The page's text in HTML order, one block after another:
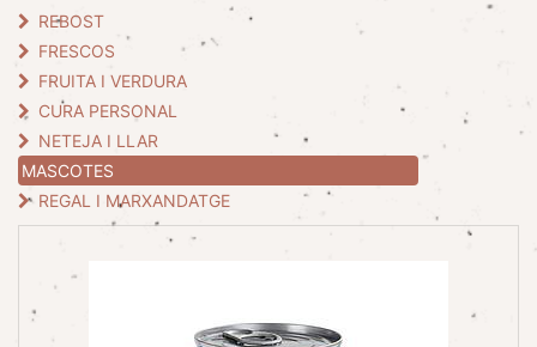
REBOST
FRESCOS
FRUITA I VERDURA
CURA PERSONAL
NETEJA I LLAR
MASCOTES
REGAL I MARXANDATGE